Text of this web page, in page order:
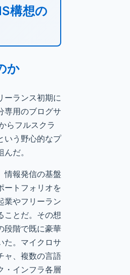
構想の
か
ーランス初期に
専用のブログサ
らフルスクラ
いう野心的なプ
だ。
情報発信の基盤
ートフォリオを
業やフリーラン
ことだ。その想
段階で既に豪華
た。マイクロサ
ャ、複数の言語
・インフラ各層